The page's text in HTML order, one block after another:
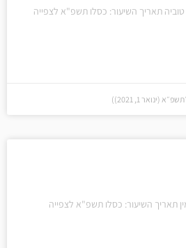
תאריך השיעור: כסלו תשפ"א לצפייה
(ינואר 1, 2021))
תאריך השיעור: כסלו תשפ"א לצפייה